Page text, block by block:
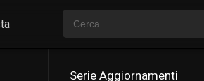
Serie Aggiornamenti